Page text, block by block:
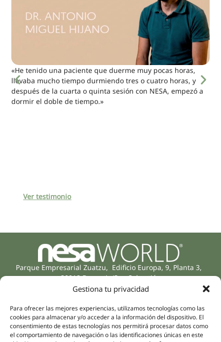
Gestiona tu privacidad
Para ofrecer las mejores experiencias, utilizamos tecnologías como las
cookies para almacenar y/o acceder a la información del dispositivo. El
consentimiento de estas tecnologías nos permitirá procesar datos como
el comportamiento de navegación o las identificaciones únicas en este
«He tenido una paciente que duerme muy pocas horas,
llevaba mucho tiempo durmiendo tres o cuatro horas, y
después de la cuarta o quinta sesión con NESA, empezó a
dormir el doble de tiempo.»
Ver testimonio
Parque Empresarial Zuatzu, Edificio Europa, 9, Planta 3,
20018 Donostia/San Sebastián
(Gipuzkoa)
Rehabilitación
Salud íntima
Sports
Sobre nosotros
Equipo humano